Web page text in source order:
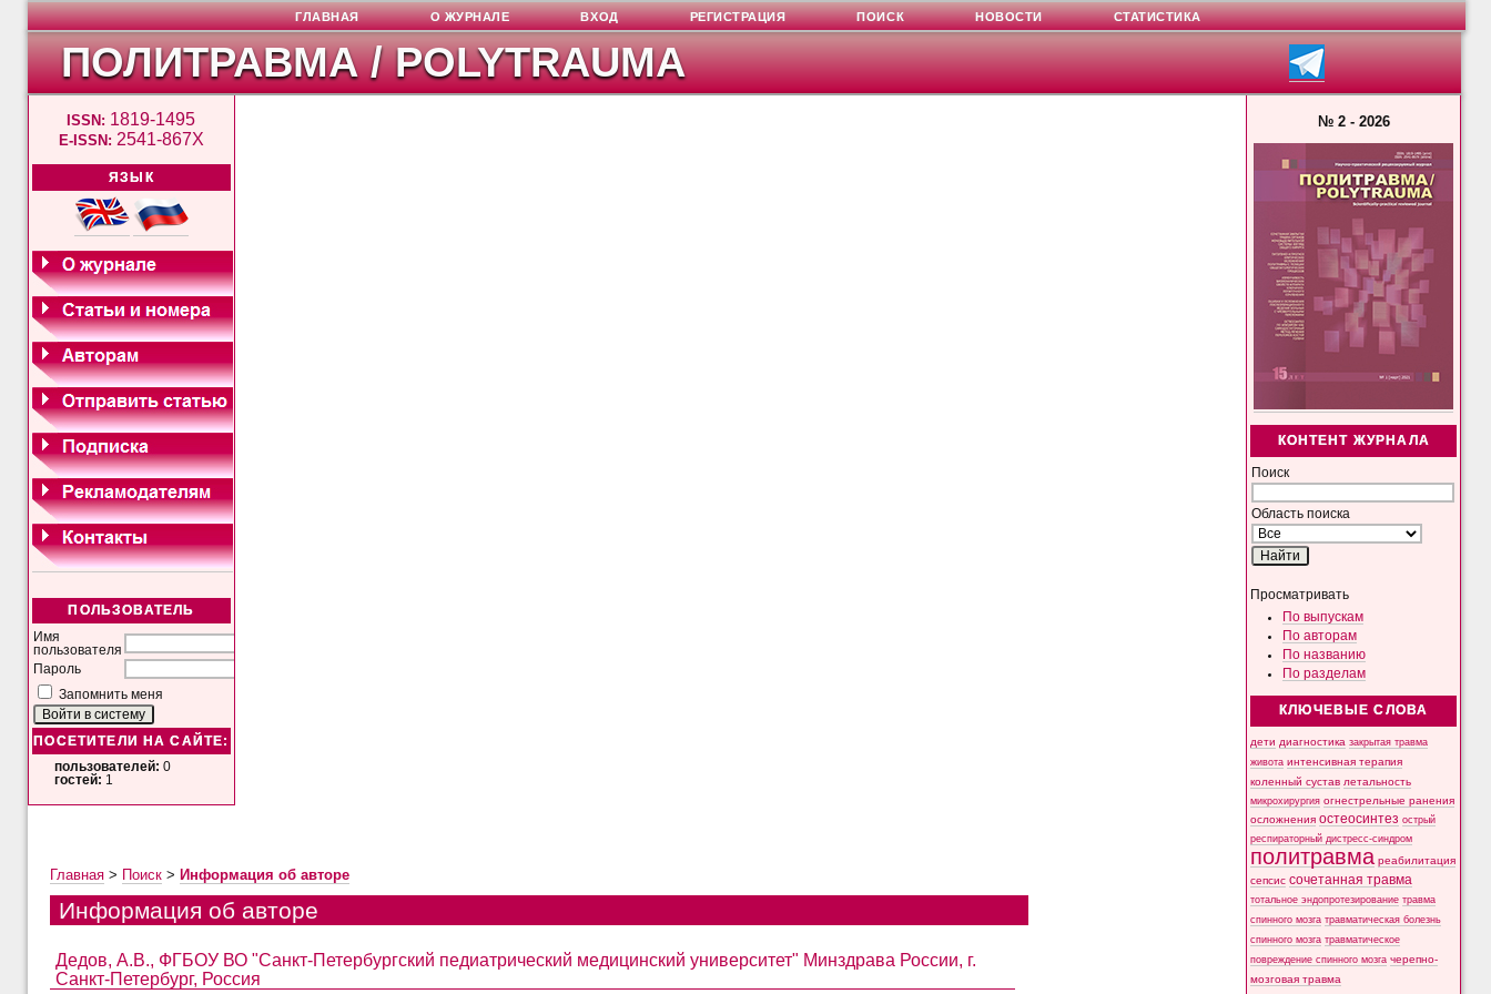
ПОЛИТРАВМА / POLYTRAUMA
ISSN: 1819-1495
E-ISSN: 2541-867X
ЯЗЫК
ПОЛЬЗОВАТЕЛЬ
Имя
пользователя
Пароль
Запомнить меня
ПОСЕТИТЕЛИ НА САЙТЕ:
пользователей: 0
гостей: 1
№ 2 - 2026
КОНТЕНТ ЖУРНАЛА
Поиск
Область поиска
Просматривать
По выпускам
По авторам
По названию
По разделам
КЛЮЧЕВЫЕ СЛОВА
дети диагностика закрытая травма
живота интенсивная терапия
коленный сустав летальность
микрохирургия огнестрельные ранения
осложнения остеосинтез острый
респираторный дистресс-синдром
политравма реабилитация
сепсис сочетанная травма
тотальное эндопротезирование травма
спинного мозга травматическая болезнь
спинного мозга травматическое
повреждение спинного мозга черепно-
мозговая травма
ГЛАВНАЯ О ЖУРНАЛЕ ВХОД РЕГИСТРАЦИЯ ПОИСК НОВОСТИ СТАТИСТИКА
Главная> Поиск> Информация об авторе
Информация об авторе
Дедов, А.В., ФГБОУ ВО "Санкт-Петербургский педиатрический медицинский университет" Минздрава России, г.
Санкт-Петербург, Россия